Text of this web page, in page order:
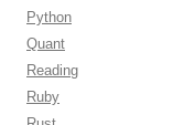
Python
Quant
Reading
Ruby